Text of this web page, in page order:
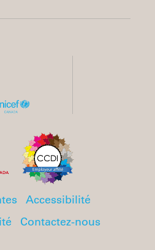
Accessibilité
Contactez-nous